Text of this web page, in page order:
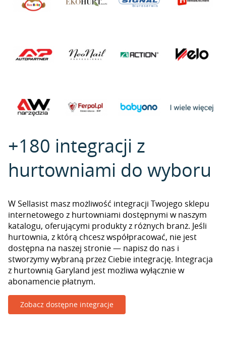
+180 integracji z
hurtowniami do wyboru
W Sellasist masz możliwość integracji Twojego sklepu
internetowego z hurtowniami dostępnymi w naszym
katalogu, oferującymi produkty z różnych branż. Jeśli
hurtownia, z którą chcesz współpracować, nie jest
dostępna na naszej stronie — napisz do nas i
stworzymy wybraną przez Ciebie integrację. Integracja
z hurtownią Garyland jest możliwa wyłącznie w
abonamencie płatnym.
Zobacz dostępne integracje